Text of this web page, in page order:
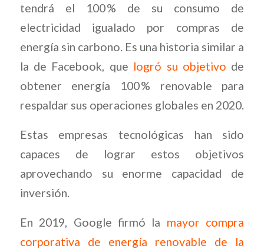
tendrá el 100 % de su consumo de
electricidad igualado por compras de
energía sin carbono. Es una historia similar a
la de Facebook, que logró su objetivo de
obtener energía 100 % renovable para
respaldar sus operaciones globales en 2020.
Estas empresas tecnológicas han sido
capaces de lograr estos objetivos
aprovechando su enorme capacidad de
inversión.
En 2019, Google firmó la mayor compra
corporativa de energía renovable de la